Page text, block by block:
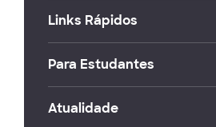
Links Rápidos
Para Estudantes
Atualidade